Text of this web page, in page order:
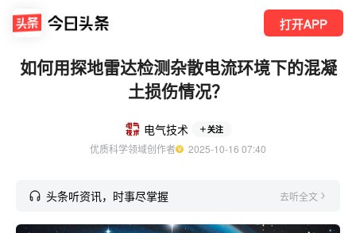
打开APP
如何用探地雷达检测杂散电流环境下的混凝
土损伤情况？
电气技术 关注
优质科学领域创作者
  2025-10-16 07:40
头条听资讯，时事尽掌握 去听全文